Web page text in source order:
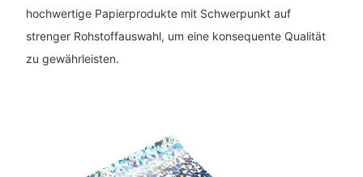
hochwertige Papierprodukte mit Schwerpunkt auf
strenger Rohstoffauswahl, um eine konsequente Qualität
zu gewährleisten.